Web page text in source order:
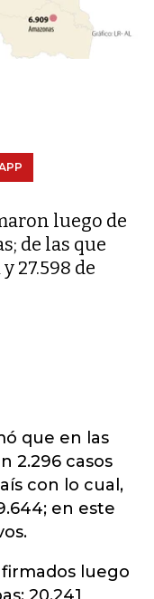
luego de
de las que
27.598 de
que en las
2.296 casos
con lo cual,
en este
luego